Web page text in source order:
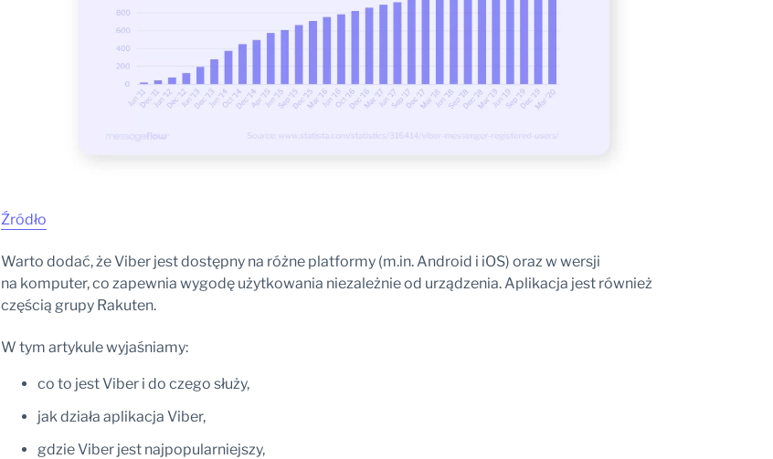
Źródło
Warto dodać, że Viber jest dostępny na różne platformy (m.in. Android i iOS) oraz w wersji
na komputer, co zapewnia wygodę użytkowania niezależnie od urządzenia. Aplikacja jest również
częścią grupy Rakuten.
W tym artykule wyjaśniamy:
co to jest Viber i do czego służy,
jak działa aplikacja Viber,
gdzie Viber jest najpopularniejszy,